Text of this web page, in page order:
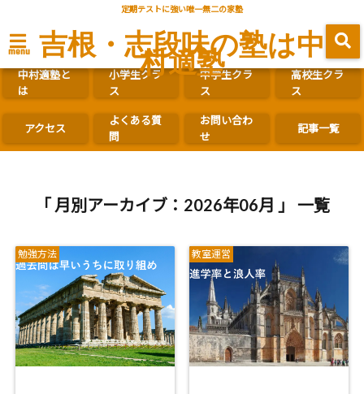
定期テストに強い唯一無二の家塾
menu 吉根・志段味の塾は中
村適塾
中村適塾と
は
小学生クラ
ス
中学生クラ
ス
高校生クラ
ス
アクセス
よくある質
問
お問い合わ
せ
記事一覧
「 月別アーカイブ：2026年06月 」 一覧
勉強方法 教室運営